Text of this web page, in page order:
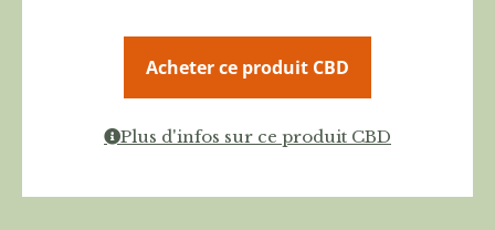
Acheter ce produit CBD
Plus d'infos sur ce produit CBD